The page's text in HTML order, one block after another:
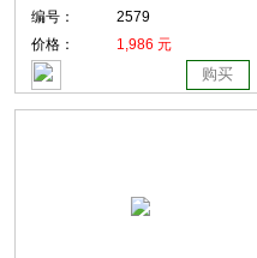
编号：
2579
价格：
1,986 元
购买